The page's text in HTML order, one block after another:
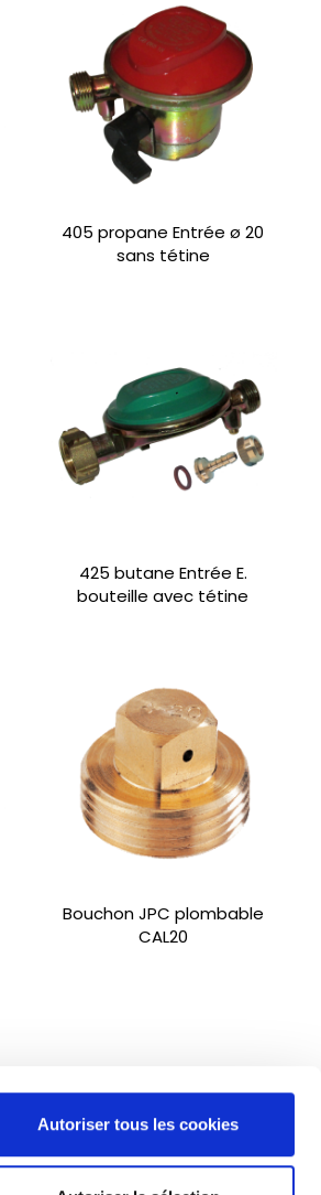
Autoriser tous les cookies
405 propane Entrée ø 20
sans tétine
425 butane Entrée E.
bouteille avec tétine
Bouchon JPC plombable
CAL20